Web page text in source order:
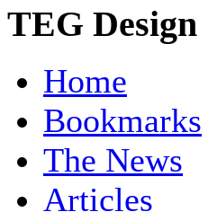
TEG Design
Home
Bookmarks
The News
Articles